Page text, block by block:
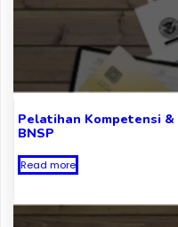
Pelatihan Kompetensi &
BNSP
Read more